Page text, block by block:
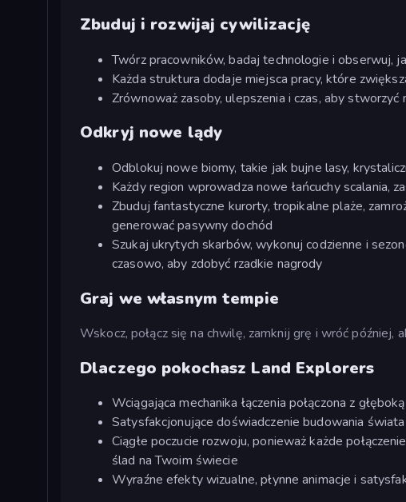
Zbuduj i rozwijaj cywilizację
Twórz pracowników, badaj technologie i obserwuj,
Każda struktura dodaje miejsca pracy, które
Zrównoważ zasoby, ulepszenia i czas, aby
Odkryj nowe lądy
Odblokuj nowe biomy, takie jak bujne lasy,
Każdy region wprowadza nowe łańcuchy scalania,
Zbuduj fantastyczne kurorty, tropikalne plaże,
generować pasywny dochód
Szukaj ukrytych skarbów, wykonuj codzienne i
czasowo, aby zdobyć rzadkie nagrody
Graj we własnym tempie
Wskocz, połącz się na chwilę, zamknij grę i wróć później,
Dlaczego pokochasz Land Explorers
Wciągająca mechanika łączenia połączona z
Satysfakcjonujące doświadczenie budowania
Ciągłe poczucie rozwoju, ponieważ każde
ślad na Twoim świecie
Wyraźne efekty wizualne, płynne animacje i